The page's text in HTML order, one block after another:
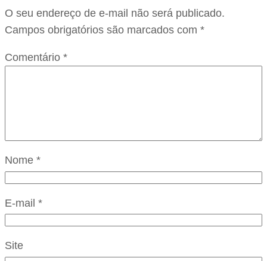
O seu endereço de e-mail não será publicado.
Campos obrigatórios são marcados com *
Comentário *
Nome *
E-mail *
Site